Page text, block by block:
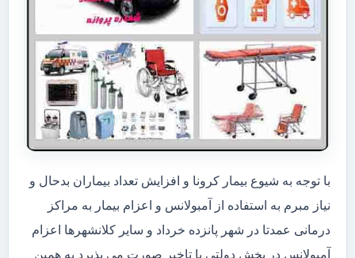
با توجه به شیوع بیمار کرونا و افزایش تعداد بیماران بدحال و
نیاز مبرم به استفاده از آمبولانس و اعزام بیمار به مراکز
درمانی عمدتا در شهر پانزده خرداد و سایر کلانشهرها اعزام
آمبولانس در بخش دولتی با تاخیر صورت می پذیرد به همین